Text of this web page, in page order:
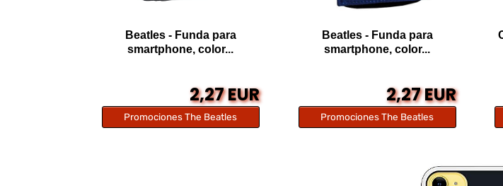
Beatles - Funda para
smartphone, color...
2,27 EUR
Promociones The Beatles
Beatles - Funda para
smartphone, color...
2,27 EUR
Promociones The Beatles